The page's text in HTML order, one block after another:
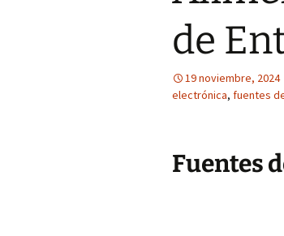
de
19 noviembre, 2024
electrónica, fuentes
Fuentes